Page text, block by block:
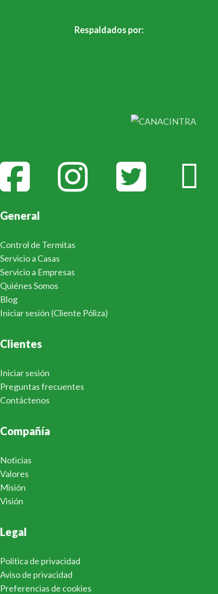
Respaldados por:
General
Control de Termitas
Servicio a Casas
Servicio a Empresas
Quiénes Somos
Blog
Iniciar sesión (Cliente Póliza)
Clientes
Iniciar sesión
Preguntas frecuentes
Contáctenos
Compañía
Noticias
Valores
Misión
Visión
Legal
Política de privacidad
Aviso de privacidad
Preferencias de cookies